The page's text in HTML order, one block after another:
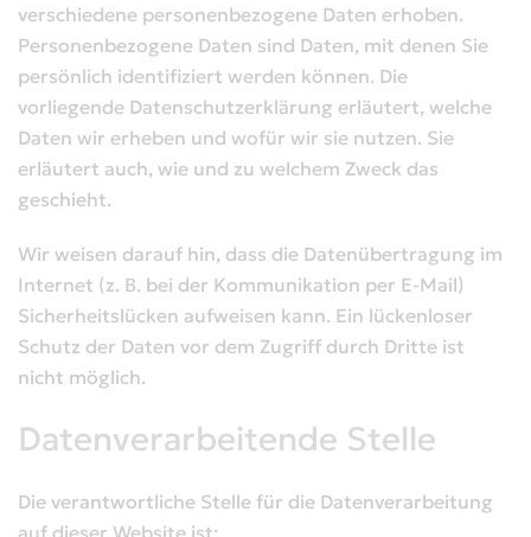
verschiedene personenbezogene Daten erhoben.
Personenbezogene Daten sind Daten, mit denen Sie
persönlich identifiziert werden können. Die
vorliegende Datenschutzerklärung erläutert, welche
Daten wir erheben und wofür wir sie nutzen. Sie
erläutert auch, wie und zu welchem Zweck das
geschieht.
Wir weisen darauf hin, dass die Datenübertragung im
Internet (z. B. bei der Kommunikation per E-Mail)
Sicherheitslücken aufweisen kann. Ein lückenloser
Schutz der Daten vor dem Zugriff durch Dritte ist
nicht möglich.
Datenverarbeitende Stelle
Die verantwortliche Stelle für die Datenverarbeitung
auf dieser Website ist: